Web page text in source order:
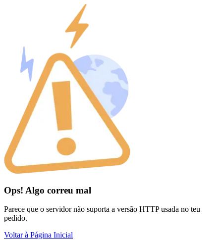
Ops! Algo correu mal
Parece que o servidor não suporta a versão HTTP usada no teu
pedido.
Voltar à Página Inicial